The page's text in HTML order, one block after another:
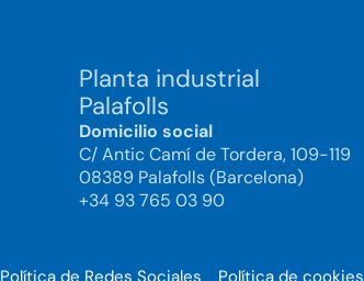
Planta industrial
Palafolls
Domicilio social
C/ Antic Camí de Tordera, 109-119
08389 Palafolls (Barcelona)
+34 93 765 03 90
Política de Redes Sociales Política de cookies